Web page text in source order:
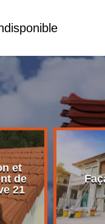
et
de
21